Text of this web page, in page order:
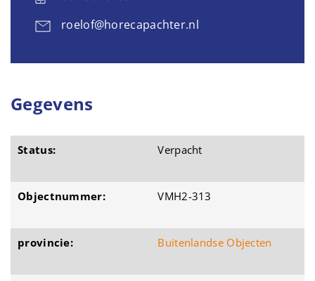
roelof@horecapachter.nl
Gegevens
Status: Verpacht
Objectnummer: VMH2-313
provincie: Buitenlandse Objecten